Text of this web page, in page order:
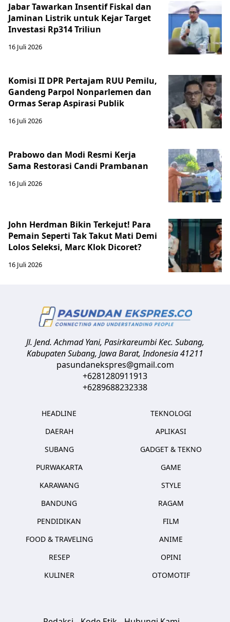
Jabar Tawarkan Insentif Fiskal dan
Jaminan Listrik untuk Kejar Target
Investasi Rp314 Triliun
16 Juli 2026
Komisi II DPR Pertajam RUU Pemilu,
Gandeng Parpol Nonparlemen dan
Ormas Serap Aspirasi Publik
16 Juli 2026
Prabowo dan Modi Resmi Kerja
Sama Restorasi Candi Prambanan
16 Juli 2026
John Herdman Bikin Terkejut! Para
Pemain Seperti Tak Takut Mati Demi
Lolos Seleksi, Marc Klok Dicoret?
16 Juli 2026
Jl. Jend. Achmad Yani, Pasirkareumbi Kec. Subang,
Kabupaten Subang, Jawa Barat,Indonesia41211
pasundanekspres@gmail.com
+6281280911913
+6289688232338
HEADLINE
DAERAH
SUBANG
PURWAKARTA
KARAWANG
BANDUNG
PENDIDIKAN
FOOD & TRAVELING
RESEP
KULINER
TEKNOLOGI
APLIKASI
GADGET & TEKNO
GAME
STYLE
RAGAM
FILM
ANIME
OPINI
OTOMOTIF